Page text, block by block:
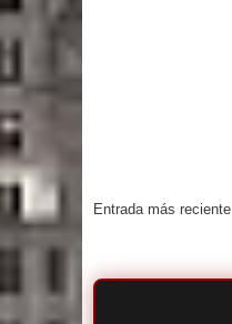
Entrada más reciente